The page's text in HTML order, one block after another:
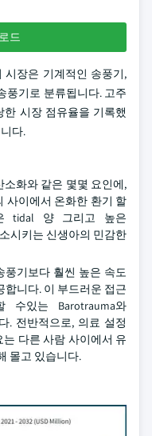
드
시장은 기계적인 송풍기,
풍기로 분류됩니다. 고주
시장 점유율을 기록했
다.
화와 같은 몇몇 요인에,
사이에서 온화한 환기 할
tidal 양 그리고 높은
시키는 신생아의 민감한
풍기보다 훨씬 높은 속도
합니다. 이 부드러운 접근
있는 Barotrauma와
. 전반적으로, 의료 설정
다른 사람 사이에서 유
몰고 있습니다.